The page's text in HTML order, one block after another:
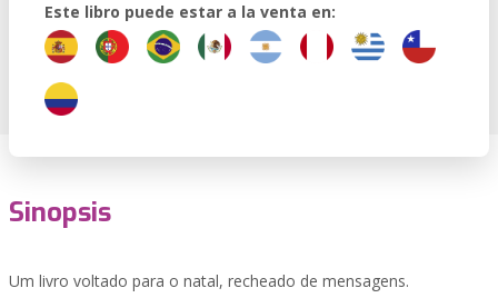
Este libro puede estar a la venta en:
Sinopsis
Um livro voltado para o natal, recheado de mensagens.